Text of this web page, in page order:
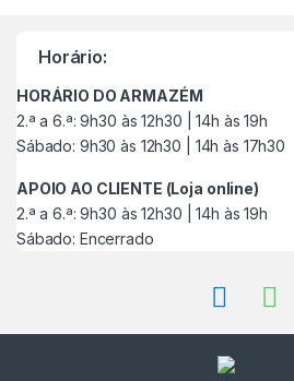
r
Horário:
HORÁRIO DO ARMAZÉM
2.ª a 6.ª: 9h30 às 12h30 | 14h às 19h
Sábado: 9h30 às 12h30 | 14h às 17h30
APOIO AO CLIENTE (Loja online)
2.ª a 6.ª: 9h30 às 12h30 | 14h às 19h
Sábado: Encerrado